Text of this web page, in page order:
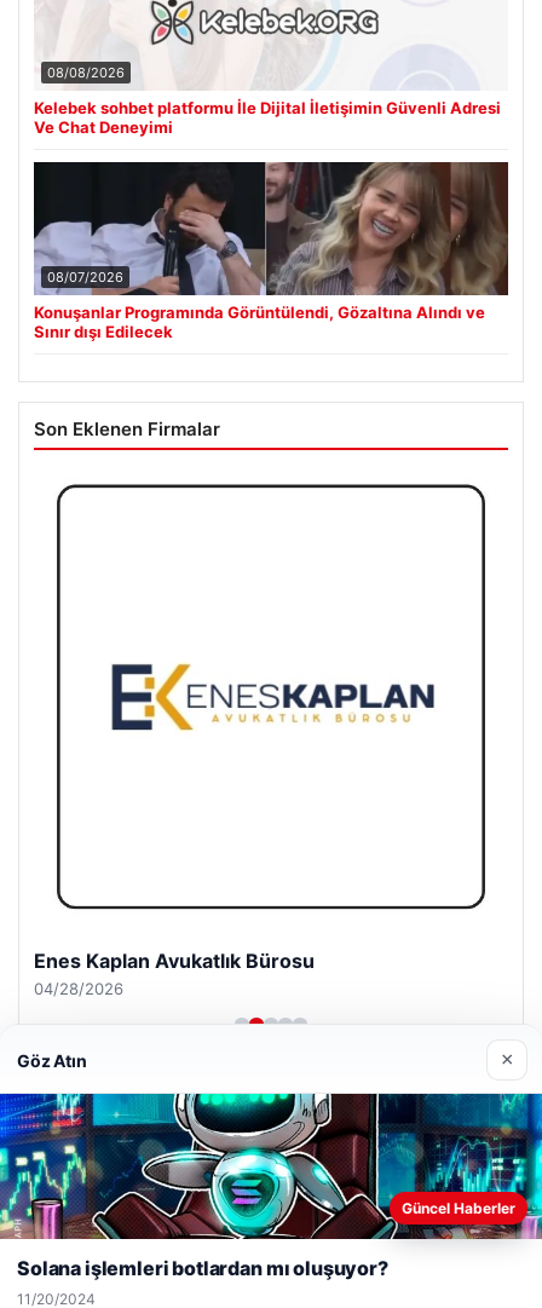
08/08/2026
Kelebek sohbet platformu İle Dijital İletişimin Güvenli Adresi
Ve Chat Deneyimi
08/07/2026
Konuşanlar Programında Görüntülendi, Gözaltına Alındı ve
Sınır dışı Edilecek
Son Eklenen Firmalar
Enes Kaplan Avukatlık Bürosu
04/28/2026
© 2026 Web Okur – Güncel Haberler
Web sitemizi nasıl kullandığınızı daha iyi anlayabilmek,
deneyiminizi kişiselleştirmek ve geliştirmek amacıyla çerezler
Reddet
Göz Atın ×
Güncel Haberler
Solana işlemleri botlardan mı oluşuyor?
11/20/2024
malta work and study
lemagrup.com.tr